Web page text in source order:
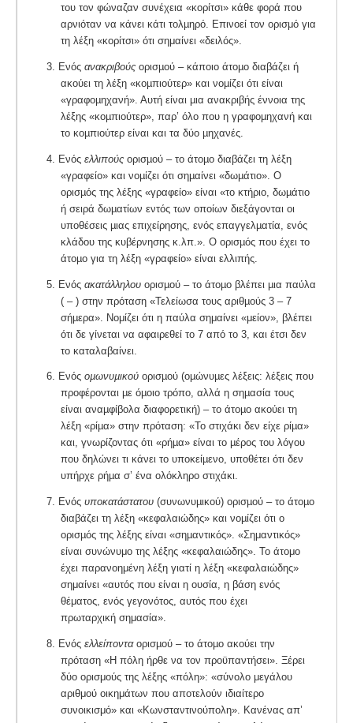
του τον φώναζαν συνέχεια «κορίτσι» κάθε φορά που
αρνιόταν να κάνει κάτι τολµηρό. Επινοεί τον ορισμό για
τη λέξη «κορίτσι» ότι σημαίνει «δειλός».
3. Ενός ανακριβούς ορισµού – κάποιο άτοµο διαβάζει ή
ακούει τη λέξη «κοµπιούτερ» και νοµίζει ότι είναι
«γραφοµηχανή». Αυτή είναι µια ανακριβής έννοια της
λέξης «κοµπιούτερ», παρ’ όλο που η γραφοµηχανή και
το κοµπιούτερ είναι και τα δύο µηχανές.
4. Ενός ελλιπούς ορισµού – το άτοµο διαβάζει τη λέξη
«γραφείο» και νοµίζει ότι σηµαίνει «δωµάτιο». Ο
ορισµός της λέξης «γραφείο» είναι «το κτήριο, δωµάτιο
ή σειρά δωµατίων εντός των οποίων διεξάγονται οι
υποθέσεις µιας επιχείρησης, ενός επαγγελµατία, ενός
κλάδου της κυβέρνησης κ.λπ.». Ο ορισµός που έχει το
άτοµο για τη λέξη «γραφείο» είναι ελλιπής.
5. Ενός ακατάλληλου ορισµού – το άτοµο βλέπει µια παύλα
( – ) στην πρόταση «Τελείωσα τους αριθµούς 3 – 7
σήµερα». Νομίζει ότι η παύλα σημαίνει «μείον», βλέπει
ότι δε γίνεται να αφαιρεθεί το 7 από το 3, και έτσι δεν
το καταλαβαίνει.
6. Ενός οµωνυµικού ορισµού (οµώνυµες λέξεις: λέξεις που
προφέρονται µε όµοιο τρόπο, αλλά η σηµασία τους
είναι αναµφίβολα διαφορετική) – το άτοµο ακούει τη
λέξη «ρίµα» στην πρόταση: «Το στιχάκι δεν είχε ρίµα»
και, γνωρίζοντας ότι «ρήµα» είναι το µέρος του λόγου
που δηλώνει τι κάνει το υποκείµενο, υποθέτει ότι δεν
υπήρχε ρήµα σ’ ένα ολόκληρο στιχάκι.
7. Ενός υποκατάστατου (συνωνυµικού) ορισµού – το άτοµο
διαβάζει τη λέξη «κεφαλαιώδης» και νοµίζει ότι ο
ορισµός της λέξης είναι «σηµαντικός». «Σημαντικός»
είναι συνώνυμο της λέξης «κεφαλαιώδης». Το άτομο
έχει παρανοημένη λέξη γιατί η λέξη «κεφαλαιώδης»
σημαίνει «αυτός που είναι η ουσία, η βάση ενός
θέματος, ενός γεγονότος, αυτός που έχει
πρωταρχική σημασία».
8. Ενός ελλείπονταορισµού – το άτοµο ακούει την
πρόταση «Η πόλη ήρθε να τον προϋπαντήσει». Ξέρει
δύο ορισμούς της λέξης «πόλη»: «σύνολο μεγάλου
αριθμού οικημάτων που αποτελούν ιδιαίτερο
συνοικισμό» και «Κωνσταντινούπολη». Κανένας απ’